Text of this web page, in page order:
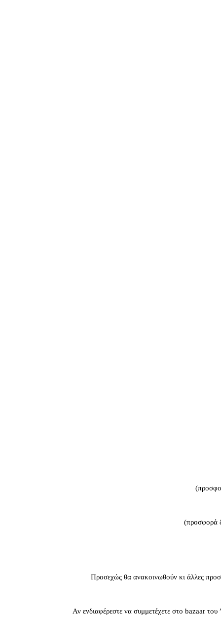
(προσφορά
Προσεχώς θα ανακοινωθούν κι άλλες
Αν ενδιαφέρεστε να συμμετέχετε στο bazaar